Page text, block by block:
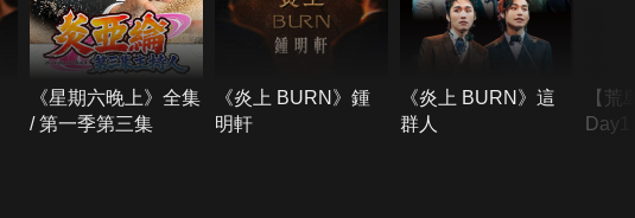
《星期六晚上》全集
/ 第一季第三集
《炎上 BURN》鍾
明軒
《炎上 BURN》這
群人
【荒